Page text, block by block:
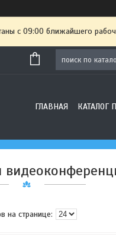
с 09:00 ближайшего
ГЛАВНАЯ КАТАЛОГ